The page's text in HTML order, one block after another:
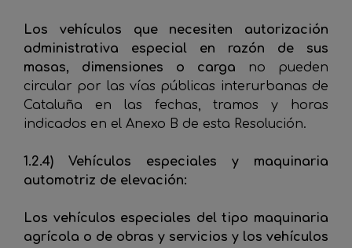
Los vehículos que necesiten autorización
administrativa especial en razón de sus
masas, dimensiones o carga no pueden
circular por las vías públicas interurbanas de
Cataluña en las fechas, tramos y horas
indicados en el Anexo B de esta Resolución.
1.2.4) Vehículos especiales y maquinaria
automotriz de elevación:
Los vehículos especiales del tipo maquinaria
agrícola o de obras y servicios y los vehículos